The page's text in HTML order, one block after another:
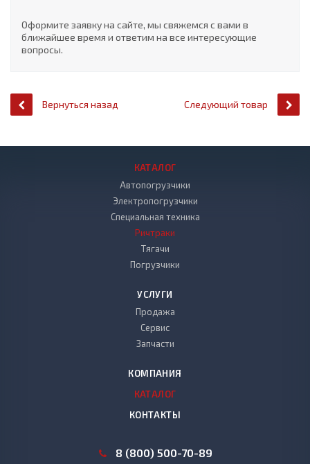
Оформите заявку на сайте, мы свяжемся с вами в
ближайшее время и ответим на все интересующие
вопросы.
Вернуться назад Следующий товар
КАТАЛОГ
Автопогрузчики
Электропогрузчики
Специальная техника
Ричтраки
Тягачи
Погрузчики
УСЛУГИ
Продажа
Сервис
Запчасти
КОМПАНИЯ
КАТАЛОГ
КОНТАКТЫ
8 (800) 500-70-89